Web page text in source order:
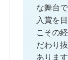
な舞台
入賞を
こその
だわり
あります